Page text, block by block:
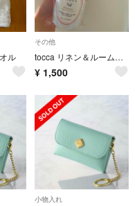
ル
その他
tocca リネン＆ルームスプレー クレオパトラ 200ml
¥ 1,500
小物入れ